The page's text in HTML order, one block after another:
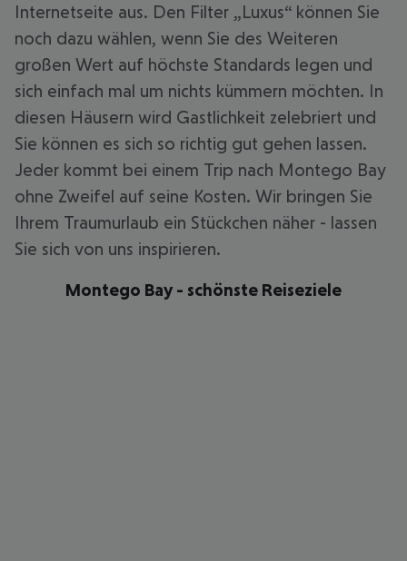
Internetseite aus. Den Filter „Luxus“ können Sie
noch dazu wählen, wenn Sie des Weiteren
großen Wert auf höchste Standards legen und
sich einfach mal um nichts kümmern möchten. In
diesen Häusern wird Gastlichkeit zelebriert und
Sie können es sich so richtig gut gehen lassen.
Jeder kommt bei einem Trip nach Montego Bay
ohne Zweifel auf seine Kosten. Wir bringen Sie
Ihrem Traumurlaub ein Stückchen näher - lassen
Sie sich von uns inspirieren.
Montego Bay - schönste Reiseziele